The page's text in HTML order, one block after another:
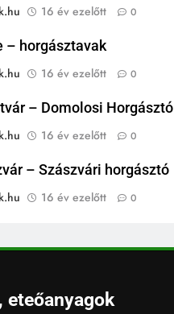
16 év ezelőtt 0
– horgásztavak
16 év ezelőtt 0
– Domolosi Horgásztó
16 év ezelőtt 0
– Szászvári horgásztó
16 év ezelőtt 0
eteőanyagok